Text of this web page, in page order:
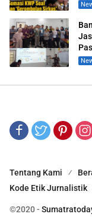
Tentang Kami
Kode Etik Jurnalistik
©2020 -